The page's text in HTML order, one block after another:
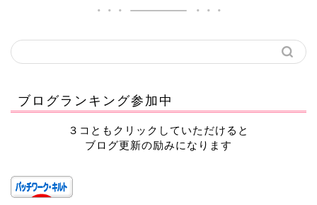
ブログランキング参加中
３コともクリックしていただけると
ブログ更新の励みになります